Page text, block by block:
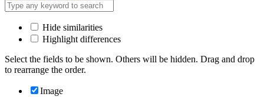
Hide similarities
Highlight differences
Select the fields to be shown. Others will be hidden. Drag and drop
to rearrange the order.
Image